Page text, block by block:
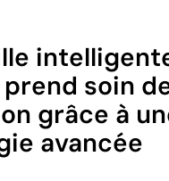
soin
grâce à
avancée